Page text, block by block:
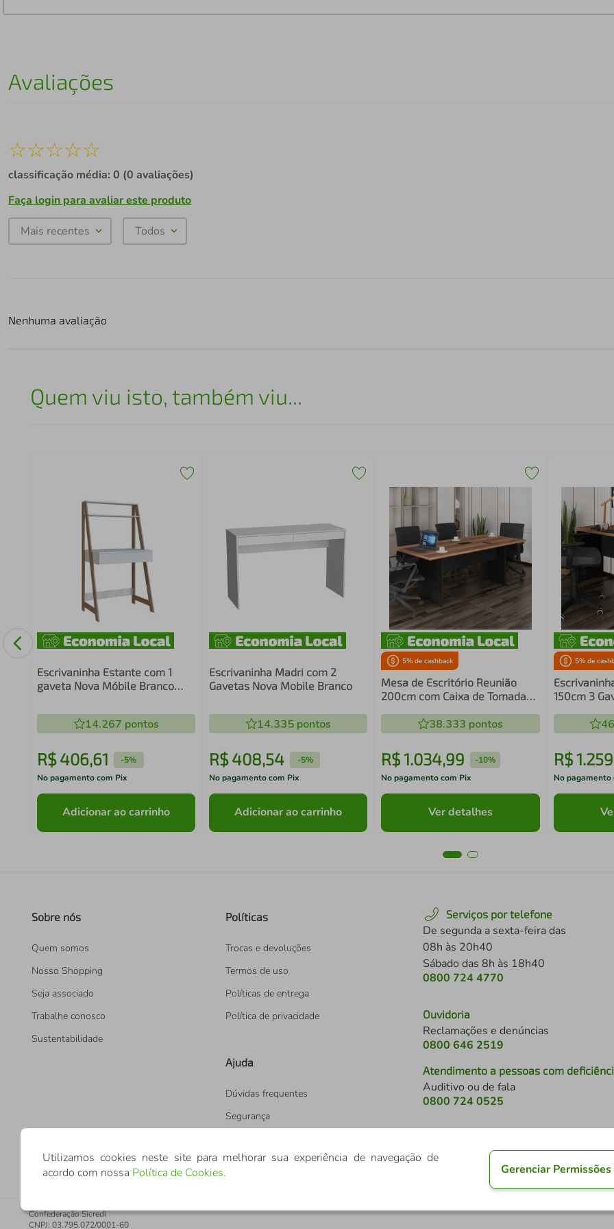
Avaliações
☆☆☆☆☆
classificação média: 0 (0 avaliações)
Faça login para avaliar este produto
Mais recentes Todos
Nenhuma avaliação
Quem viu isto, também viu...
Escrivaninha Estante com 1
gaveta Nova Móbile Branco
14.267 pontos
R$ 406,61 -5%
No pagamento com Pix
Adicionar ao carrinho
Escrivaninha Madri com 2
Gavetas Nova Mobile Branco
14.335pontos
R$ 408,54 -5%
No pagamento com Pix
Adicionar ao carrinho
5% de cashback
Mesa de Escritório Reunião
200cm com Caixa de Tomadas
38.333 pontos
R$1.034,99 -10%
No pagamento com Pix
Ver detalhes
5% de
150cm 3
R$1.259
No pagamento
Sobre nós
Quem somos
Nosso Shopping
Seja associado
Trabalhe conosco
Sustentabilidade
Políticas
Trocas e devoluções
Termos de uso
Políticas de entrega
Política de privacidade
Ajuda
Dúvidas frequentes
Segurança
Serviços por telefone
De segunda a sexta-feira das
08h às 20h40
Sábado das 8h às 18h40
0800 724 4770
Ouvidoria
Reclamações e denúncias
0800 646 2519
Atendimento a pessoas com
Auditivo ou de fala
0800 724 0525
Confederação Sicredi
CNPJ: 03.795.072/0001-60
Utilizamos cookies neste site para melhorar sua experiência de navegação de
acordo com nossa Política de Cookies. Gerenciar